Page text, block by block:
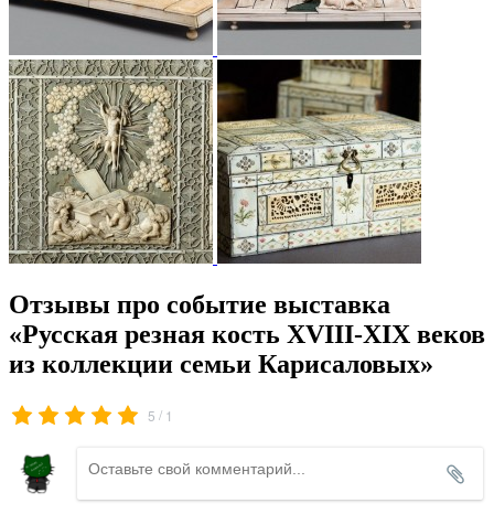
Отзывы про событие выставка
«Русская резная кость XVIII-XIX веков
из коллекции семьи Карисаловых»
5 / 1